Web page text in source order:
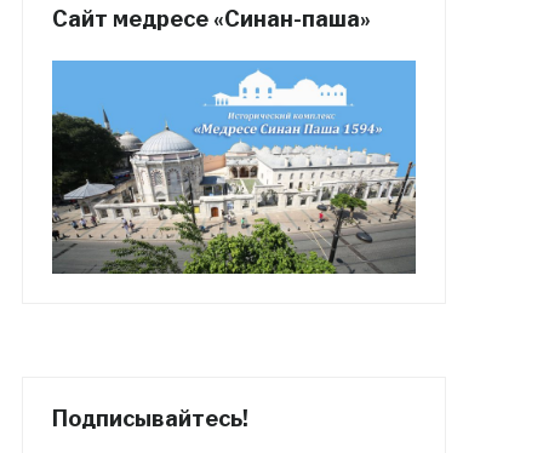
Сайт медресе «Синан-паша»
Подписывайтесь!